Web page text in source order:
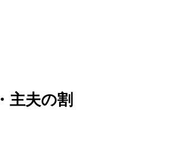
主夫の割